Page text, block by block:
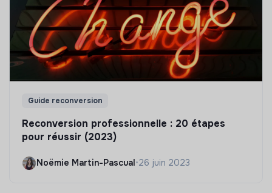
Guide reconversion
Reconversion professionnelle : 20 étapes
pour réussir (2023)
Noëmie Martin-Pascual •26 juin 2023